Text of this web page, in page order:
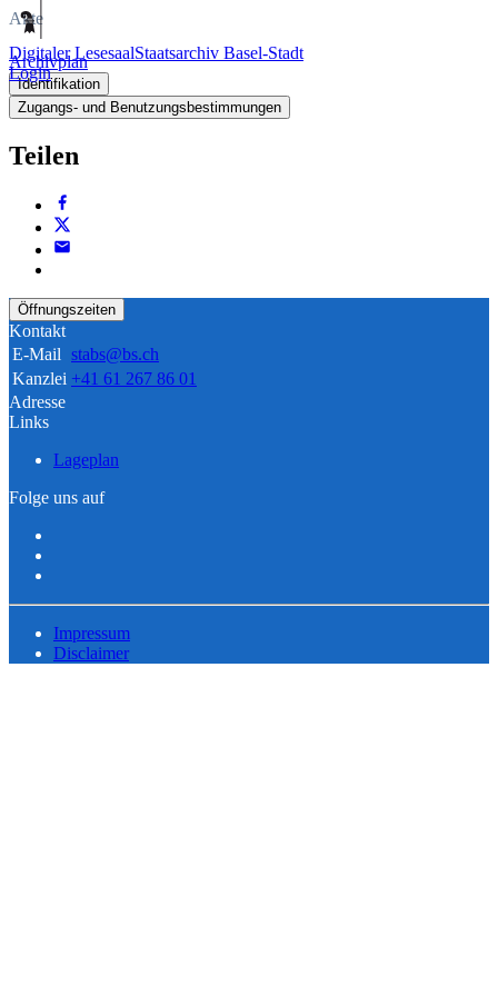
Digitaler LesesaalStaatsarchiv Basel-Stadt
Login
Akte
Archivplan
Identifikation
Zugangs- und Benutzungsbestimmungen
Teilen
Öffnungszeiten
Kontakt
E-Mail stabs@bs.ch
Kanzlei +41 61 267 86 01
Adresse
Links
Lageplan
Folge uns auf
Impressum
Disclaimer